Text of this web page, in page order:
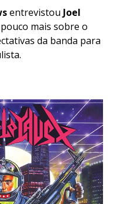
entrevistou Joel
mais sobre o
da banda para